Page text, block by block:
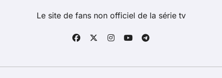
Le site de fans non officiel de la série tv